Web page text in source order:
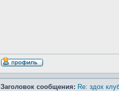
Заголовок сообщения: Re: здох